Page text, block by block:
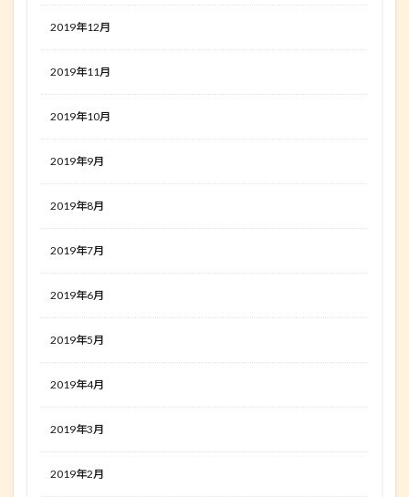
2019年12月
2019年11月
2019年10月
2019年9月
2019年8月
2019年7月
2019年6月
2019年5月
2019年4月
2019年3月
2019年2月